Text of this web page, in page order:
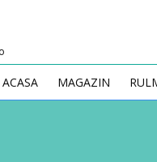
ACASA MAGAZIN